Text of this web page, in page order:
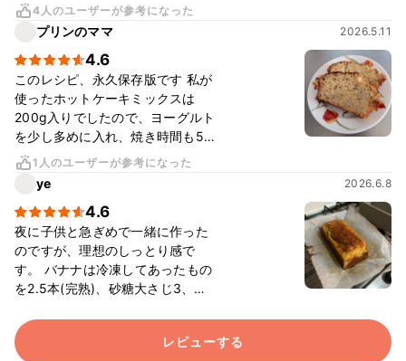
4人のユーザーが参考になった
プリンのママ 2026.5.11
4.6
このレシピ、永久保存版です 私が
使ったホットケーキミックスは
200g入りでしたので、ヨーグルト
を少し多めに入れ、焼き時間も5分
増やしました 砂糖を控えめにし、
その分蜂蜜を足すと 作った当日は
外はサクッと中はふわふわ、翌日
はしっとりします。食べる時は一
切れにつき20秒程度レンチンする
のをおすすめします
1人のユーザーが参考になった
ye 2026.6.8
4.6
夜に子供と急ぎめで一緒に作った
のですが、理想のしっとり感で
す。 バナナは冷凍してあったもの
を2.5本(完熟)、砂糖大さじ3、蜂
グルト大3に対してHMは思い切っ
て80gなので、かなり緩い生地で
レビューする